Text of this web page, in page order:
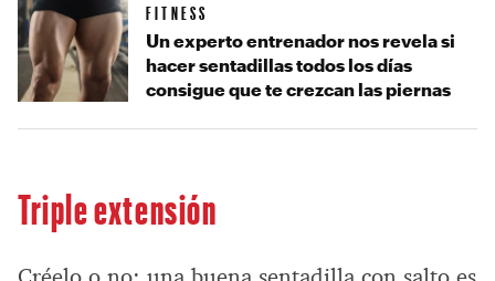
Triple extensión
FITNESS
Un experto entrenador nos revela si
hacer sentadillas todos los días
consigue que te crezcan las piernas